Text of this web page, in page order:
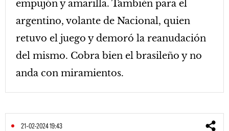
empujón y amarilla. También para el
argentino, volante de Nacional, quien
retuvo el juego y demoró la reanudación
del mismo. Cobra bien el brasileño y no
anda con miramientos.
21-02-2024 19:43